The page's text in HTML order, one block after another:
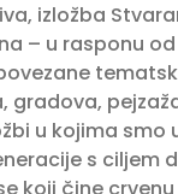
izložba
– u rasponu
u kojima smo
s ciljem